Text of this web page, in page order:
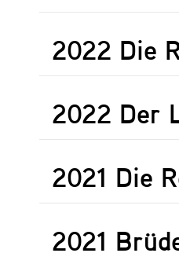
2022 Die
2022 Der
2021 Die
2021